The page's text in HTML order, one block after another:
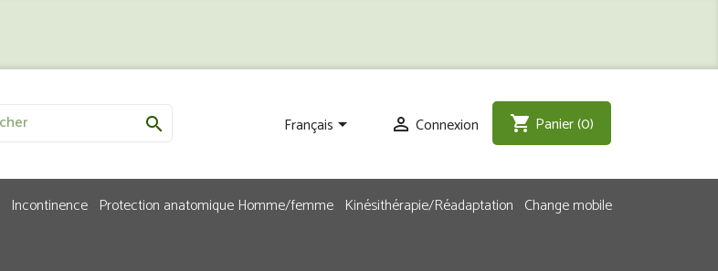
 Français  Connexion shopping_cart Panier(0)
Incontinence Protection anatomique Homme/femme Kinésithérapie/Réadaptation Change mobile